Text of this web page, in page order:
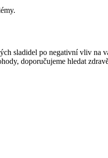
sladidel po negativní vliv na
doporučujeme hledat